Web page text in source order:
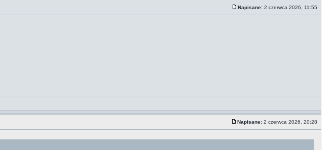
Napisane: 2 czerwca 2026, 11:55
Napisane: 2 czerwca 2026, 20:28